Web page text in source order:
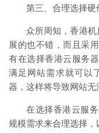
第三、合理选择硬
众所周知，香港
展的也不错，而且采
有在选择香港云服务
满足网站需求就可以
器，这样将导致网站无
在选择香港云服
规模需求来合理选择，